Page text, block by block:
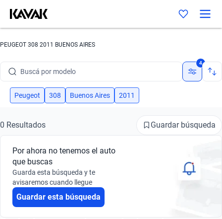
PEUGEOT 308 2011 BUENOS AIRES
Buscá por modelo
Buscá por versión
Buscá por marca
Buscá por modelo
Buscá por versión
4
Peugeot 308 Buenos Aires 2011
0 Resultados Guardar búsqueda
Por ahora no tenemos el auto
que buscas
Guarda esta búsqueda y te
avisaremos cuando llegue
Guardar esta búsqueda